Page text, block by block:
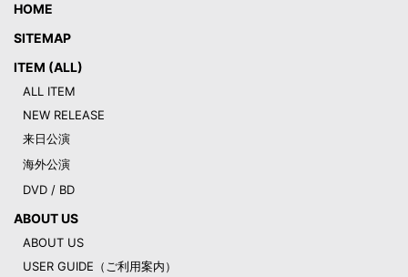
HOME
SITEMAP
ITEM (ALL)
ALL ITEM
NEW RELEASE
来日公演
海外公演
DVD / BD
ABOUT US
ABOUT US
USER GUIDE（ご利用案内）